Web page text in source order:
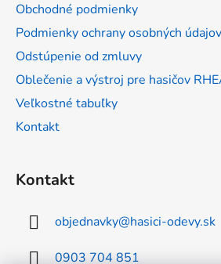
Obchodné podmienky
Podmienky ochrany osobných údajov
Odstúpenie od zmluvy
Oblečenie a výstroj pre hasičov
Veľkostné tabuľky
Kontakt
Kontakt
objednavky@hasici-odevy.sk
0903 704 851